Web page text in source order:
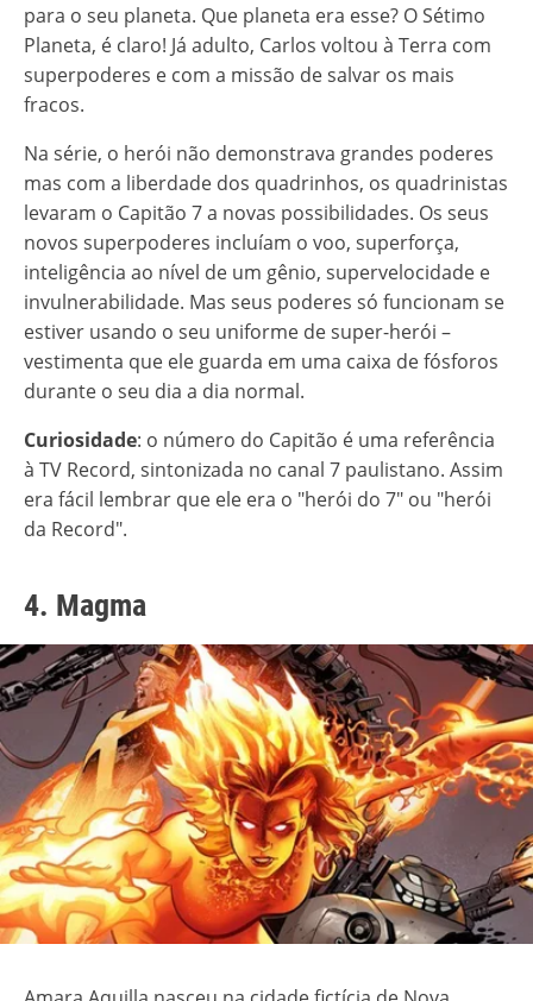
para o seu planeta. Que planeta era esse? O Sétimo
Planeta, é claro! Já adulto, Carlos voltou à Terra com
superpoderes e com a missão de salvar os mais
fracos.
Na série, o herói não demonstrava grandes poderes
mas com a liberdade dos quadrinhos, os quadrinistas
levaram o Capitão 7 a novas possibilidades. Os seus
novos superpoderes incluíam o voo, superforça,
inteligência ao nível de um gênio, supervelocidade e
invulnerabilidade. Mas seus poderes só funcionam se
estiver usando o seu uniforme de super-herói –
vestimenta que ele guarda em uma caixa de fósforos
durante o seu dia a dia normal.
Curiosidade: o número do Capitão é uma referência
à TV Record, sintonizada no canal 7 paulistano. Assim
era fácil lembrar que ele era o "herói do 7" ou "herói
da Record".
4. Magma